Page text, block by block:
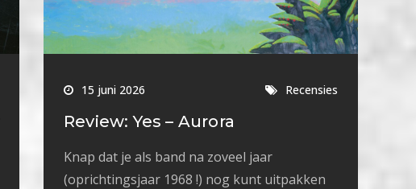
15 juni 2026 Recensies
Review: Yes – Aurora
Knap dat je als band na zoveel jaar
(oprichtingsjaar 1968 !) nog kunt uitpakken